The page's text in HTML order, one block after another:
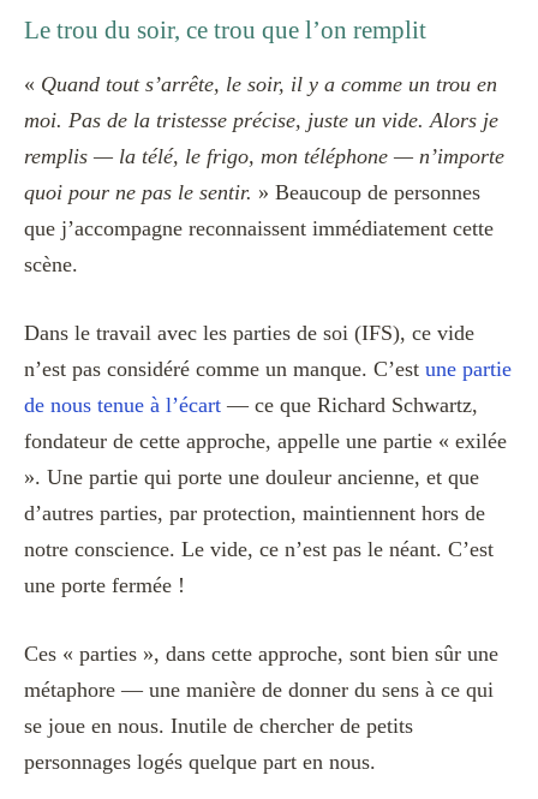
Le trou du soir, ce trou que l’on remplit
« Quand tout s’arrête, le soir, il y a comme un trou en
moi. Pas de la tristesse précise, juste un vide. Alors je
remplis — la télé, le frigo, mon téléphone — n’importe
quoi pour ne pas le sentir. » Beaucoup de personnes
que j’accompagne reconnaissent immédiatement cette
scène.
Dans le travail avec les parties de soi (IFS), ce vide
n’est pas considéré comme un manque. C’est une partie
de nous tenue à l’écart — ce que Richard Schwartz,
fondateur de cette approche, appelle une partie « exilée
». Une partie qui porte une douleur ancienne, et que
d’autres parties, par protection, maintiennent hors de
notre conscience. Le vide, ce n’est pas le néant. C’est
une porte fermée !
Ces « parties », dans cette approche, sont bien sûr une
métaphore — une manière de donner du sens à ce qui
se joue en nous. Inutile de chercher de petits
personnages logés quelque part en nous.